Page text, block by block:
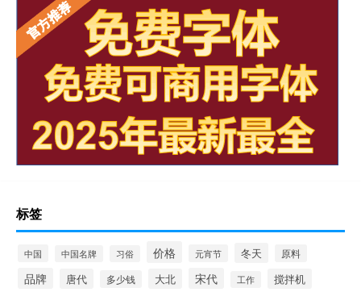
标签
中国 中国名牌 习俗 价格 元宵节 冬天 原料
品牌 唐代 多少钱 大北 宋代 工作 搅拌机